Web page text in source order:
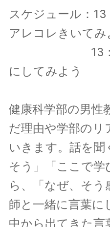
スケジュール：
アレコレきいてみ
13：55～14
にしてみよう
健康科学部の男性
だ理由や学部の
いきます。話を
そう」「ここで
ら、「なぜ、そ
師と一緒に言葉
中から出てきた言